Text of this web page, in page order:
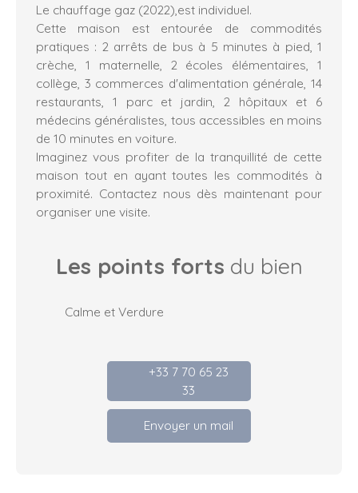
Le chauffage gaz (2022),est individuel.
Cette maison est entourée de commodités
pratiques : 2 arrêts de bus à 5 minutes à pied, 1
crèche, 1 maternelle, 2 écoles élémentaires, 1
collège, 3 commerces d'alimentation générale, 14
restaurants, 1 parc et jardin, 2 hôpitaux et 6
médecins généralistes, tous accessibles en moins
de 10 minutes en voiture.
Imaginez vous profiter de la tranquillité de cette
maison tout en ayant toutes les commodités à
proximité. Contactez nous dès maintenant pour
organiser une visite.
Les points forts du bien
Calme et Verdure
+33 7 70 65 23
33
Envoyer un mail